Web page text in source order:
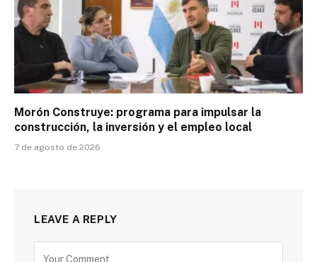
Morón Construye: programa para impulsar la
construcción, la inversión y el empleo local
7 de agosto de 2026
LEAVE A REPLY